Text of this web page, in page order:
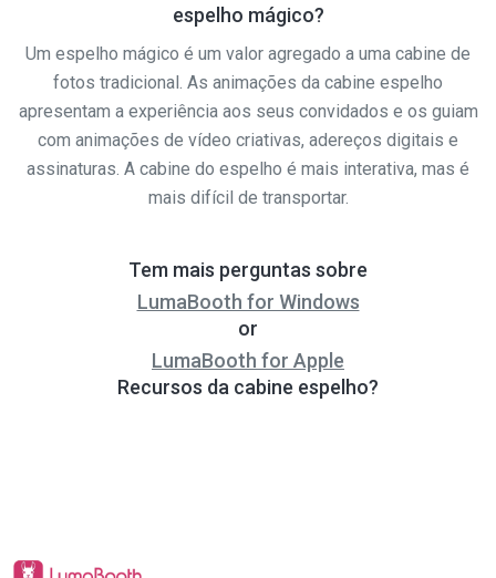
espelho mágico?
Um espelho mágico é um valor agregado a uma cabine de
fotos tradicional. As animações da cabine espelho
apresentam a experiência aos seus convidados e os guiam
com animações de vídeo criativas, adereços digitais e
assinaturas. A cabine do espelho é mais interativa, mas é
mais difícil de transportar.
Tem mais perguntas sobre
LumaBooth for Windows
or
LumaBooth for Apple
Recursos da cabine espelho?